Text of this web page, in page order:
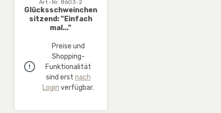
Art.-Nr. 8603-2
Glücksschweinchen
sitzend: "Einfach
mal..."
Preise und
Shopping-
Funktionalität
sind erst nach
Login verfügbar.